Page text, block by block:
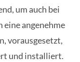
um auch bei
angenehme
vorausgesetzt,
und installiert.